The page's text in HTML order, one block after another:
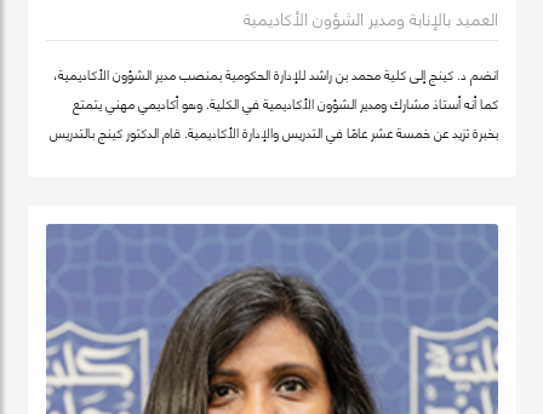
العميد بالإنابة ومدير الشؤون الأكاديمية
انضم د. كينج إلى كلية محمد بن راشد للإدارة الحكومية بمنصب مدير الشؤون الأكاديمية،
كما أنه أستاذ مشارك ومدير الشؤون الأكاديمية في الكلية. وهو أكاديمي مهني يتمتع
بخبرة تزيد عن خمسة عشر عامًا في التدريس والإدارة الأكاديمية. قام الدكتور كينج بالتدريس
في مناصب إدارية مختلفة بما في ذلك رئيس إدارة، ورئيس لجنة الاعتماد، ورئيس مركز
ريادة الأعمال، وعميدًا لجامعة في الكويت مؤخرًا.